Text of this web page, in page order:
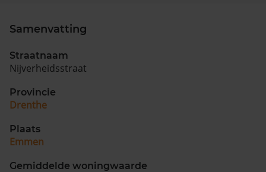
088 220 4200
Maandag t/m vrijdag - 08:00 -18:00
Samenvatting
Straatnaam
Nijverheidsstraat
Provincie
Drenthe
Plaats
Emmen
Gemiddelde woningwaarde